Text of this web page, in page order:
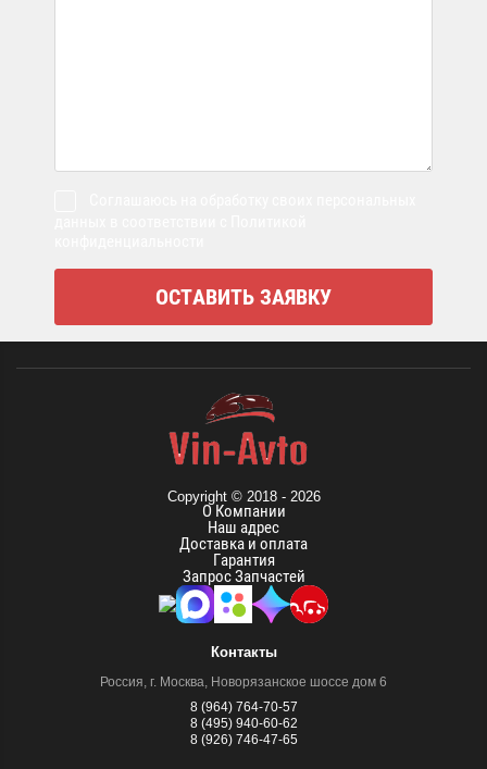
Copyright © 2018 - 2026
О Компании
Наш адрес
Доставка и оплата
Гарантия
Запрос Запчастей
Контакты
Россия, г. Москва, Новорязанское шоссе дом 6
8 (964) 764-70-57
8 (495) 940-60-62
8 (926) 746-47-65